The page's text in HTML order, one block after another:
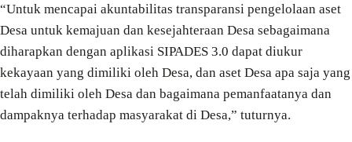
“Untuk mencapai akuntabilitas transparansi pengelolaan aset
Desa untuk kemajuan dan kesejahteraan Desa sebagaimana
diharapkan dengan aplikasi SIPADES 3.0 dapat diukur
kekayaan yang dimiliki oleh Desa, dan aset Desa apa saja yang
telah dimiliki oleh Desa dan bagaimana pemanfaatanya dan
dampaknya terhadap masyarakat di Desa,” tuturnya.